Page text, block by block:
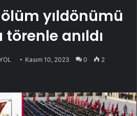
yıldönümü
anıldı
Kasım 10, 2023 0 2